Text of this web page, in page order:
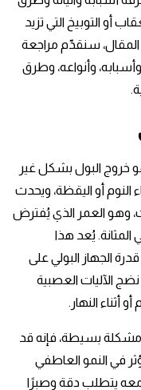
أو التوبيخ التي تزيد
سنقدّم مراجعة
وأنواعه، وطرق
خروج البول بشكل غير
أو اليقظة، ويحدث
وهو العمر الذي يُفترض
يُعد هذا
الجهاز البولي على
الآليات العصبية
أثناء النهار.
مشكلة بسيطة، فإنه قد
في النمو العاطفي
يتطلب دقة وصبرًا